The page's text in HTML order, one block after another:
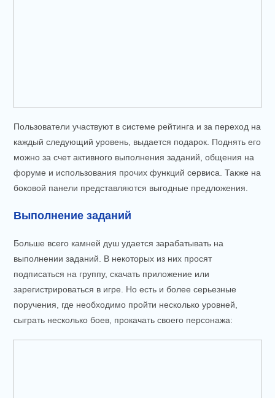
Пользователи участвуют в системе рейтинга и за переход на
каждый следующий уровень, выдается подарок. Поднять его
можно за счет активного выполнения заданий, общения на
форуме и использования прочих функций сервиса. Также на
боковой панели представляются выгодные предложения.
Выполнение заданий
Больше всего камней душ удается зарабатывать на
выполнении заданий. В некоторых из них просят
подписаться на группу, скачать приложение или
зарегистрироваться в игре. Но есть и более серьезные
поручения, где необходимо пройти несколько уровней,
сыграть несколько боев, прокачать своего персонажа: